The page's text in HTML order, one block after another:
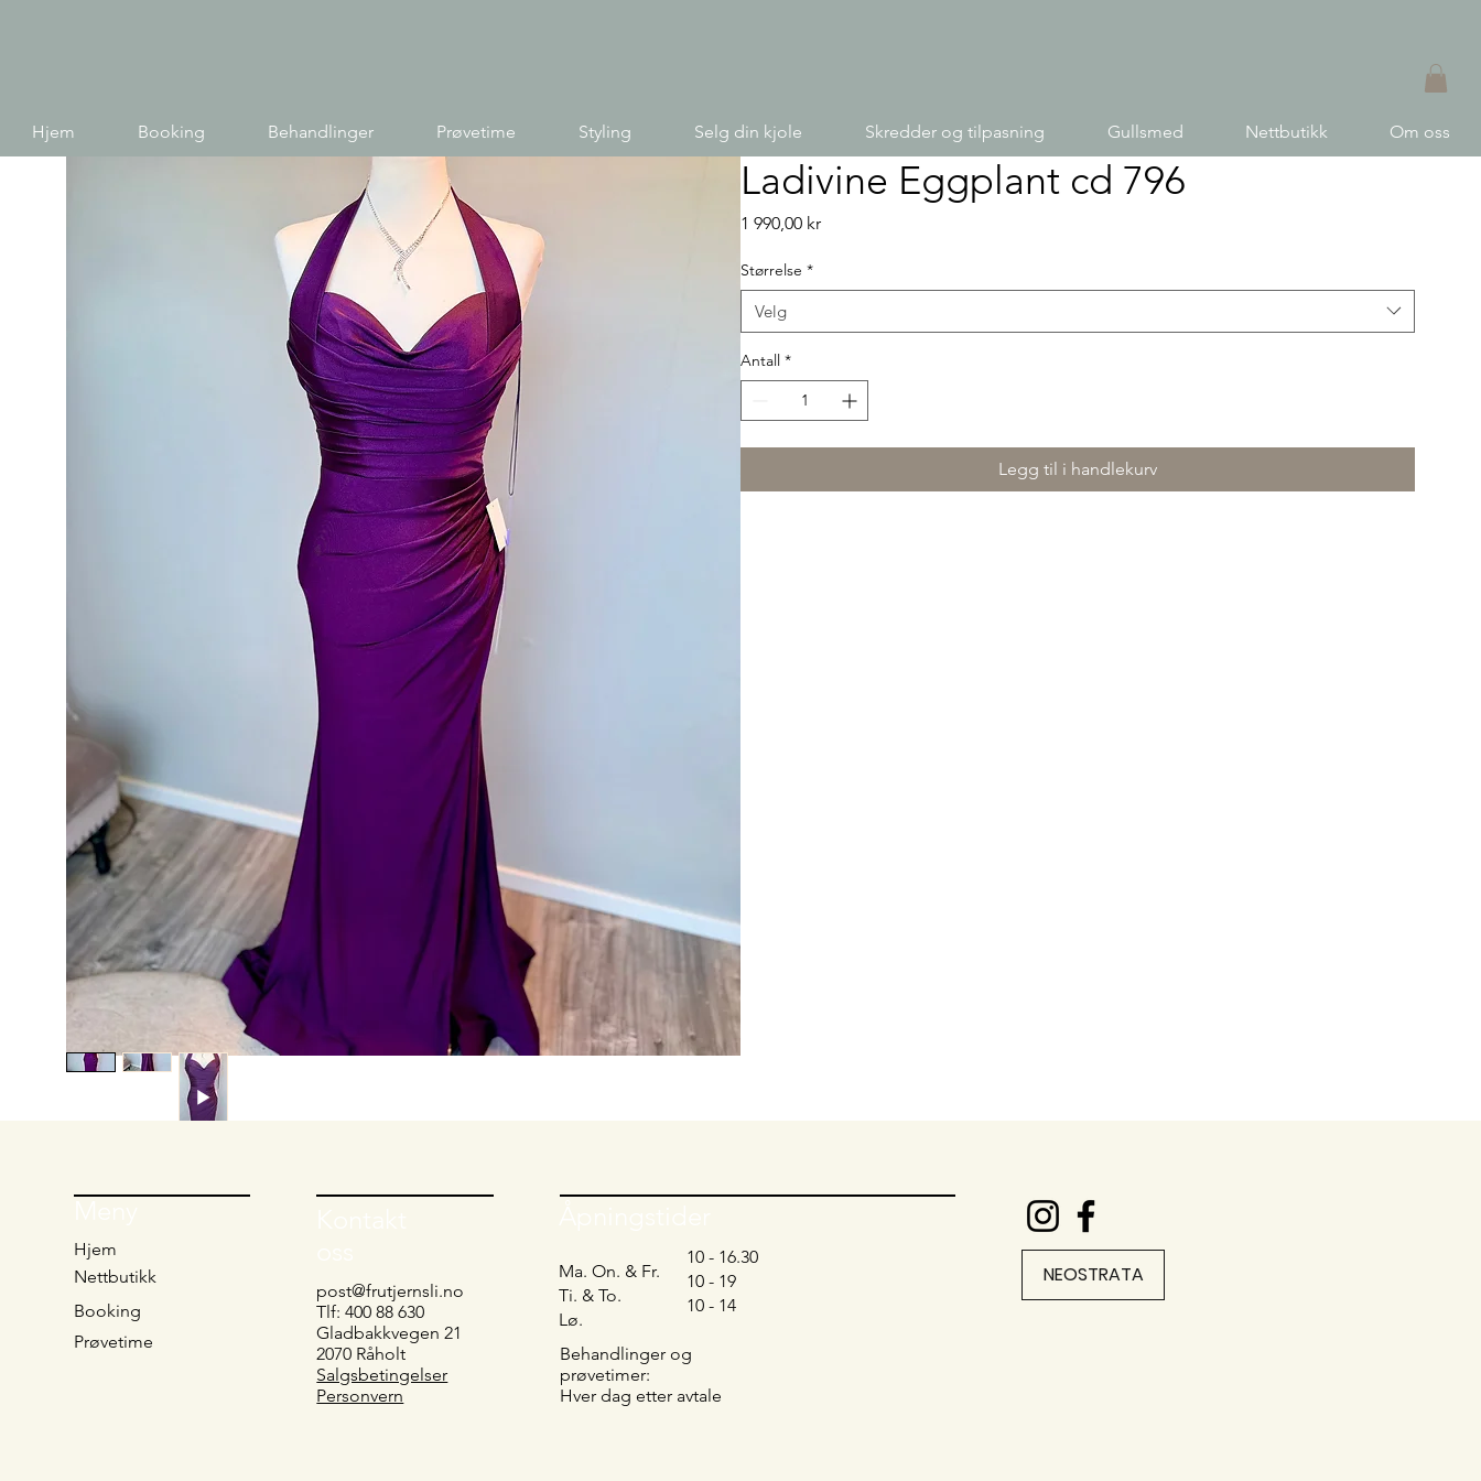
Hjem Booking Behandlinger Prøvetime Styling Selg din kjole Skredder og tilpasning Gullsmed Nettbutikk Om oss
Ladivine Eggplant cd 796
1 990,00 krPris
Størrelse *
Velg
Antall *
Legg til i handlekurv
post@frutjernsli.no
Tlf: 400 88 630
Gladbakkvegen 21
2070 Råholt
Salgsbetingelser
Personvern
Hjem
Nettbutikk
Booking
Prøvetime
NEOSTRATA
Ma. On. & Fr.
Ti. & To.
Lø.
10 - 16.30
10 - 19
10 - 14
Behandlinger og
prøvetimer:
Hver dag etter avtale